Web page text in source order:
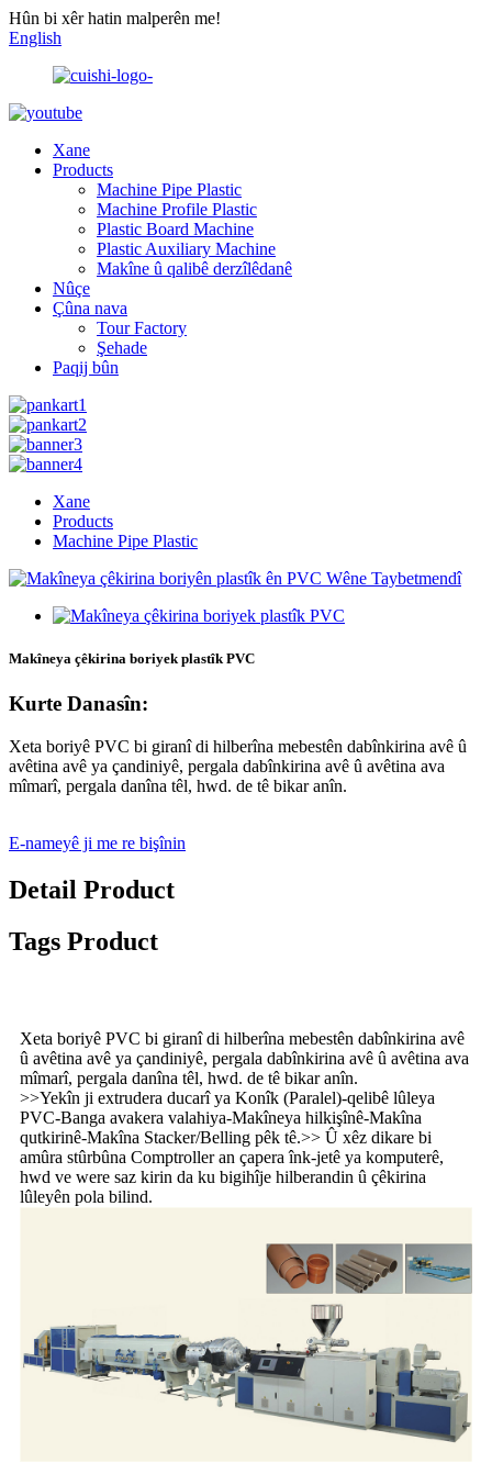
Hûn bi xêr hatin malperên me!
English
Xane
Products
Machine Pipe Plastic
Machine Profile Plastic
Plastic Board Machine
Plastic Auxiliary Machine
Makîne û qalibê derzîlêdanê
Nûçe
Çûna nava
Tour Factory
Şehade
Paqij bûn
Xane
Products
Machine Pipe Plastic
Makîneya çêkirina boriyek plastîk PVC
Kurte Danasîn:
Xeta boriyê PVC bi giranî di hilberîna mebestên dabînkirina avê û
avêtina avê ya çandiniyê, pergala dabînkirina avê û avêtina ava
mîmarî, pergala danîna têl, hwd. de tê bikar anîn.
E-nameyê ji me re bişînin
Detail Product
Tags Product
Xeta boriyê PVC bi giranî di hilberîna mebestên dabînkirina avê
û avêtina avê ya çandiniyê, pergala dabînkirina avê û avêtina ava
mîmarî, pergala danîna têl, hwd. de tê bikar anîn.
>>Yekîn ji extrudera ducarî ya Konîk (Paralel)-qelibê lûleya
PVC-Banga avakera valahiya-Makîneya hilkişînê-Makîna
qutkirinê-Makîna Stacker/Belling pêk tê.>> Û xêz dikare bi
amûra stûrbûna Comptroller an çapera înk-jetê ya komputerê,
hwd ve were saz kirin da ku bigihîje hilberandin û çêkirina
lûleyên pola bilind.